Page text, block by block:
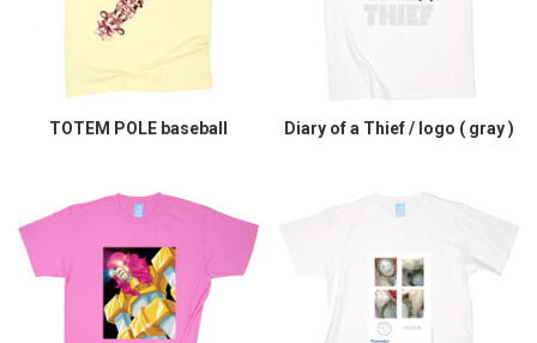
TOTEM POLE baseball Diary of a Thief / logo ( gray )